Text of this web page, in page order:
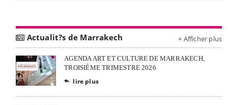
Actualit?s de Marrakech + Afficher plus
AGENDA ART ET CULTURE DE MARRAKECH,
TROISIÈME TRIMESTRE 2026
 lire plus